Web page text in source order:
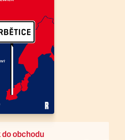
do obchodu